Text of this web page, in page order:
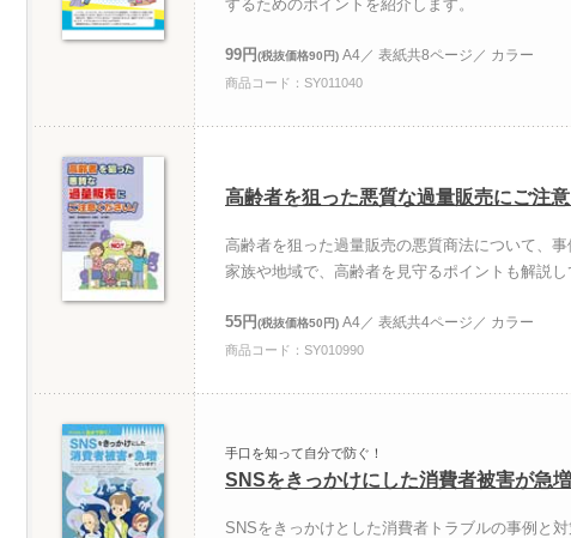
するためのポイントを紹介します。
99円(税抜価格90円) A4／ 表紙共8ページ／ カラー
商品コード：SY011040
高齢者を狙った悪質な過量販売にご注意
高齢者を狙った過量販売の悪質商法について、事
家族や地域で、高齢者を見守るポイントも解説し
55円(税抜価格50円) A4／ 表紙共4ページ／ カラー
商品コード：SY010990
手口を知って自分で防ぐ！
SNSをきっかけにした消費者被害が急
SNSをきっかけとした消費者トラブルの事例と